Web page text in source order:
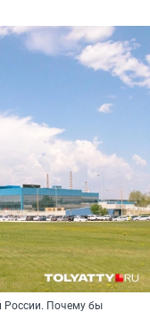
России. Почему бы